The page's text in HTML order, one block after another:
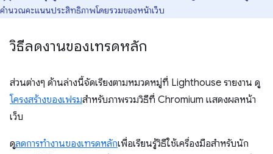
คำนวณคะแนนประสิทธิภาพโดยรวมของหน้าเว็บ
วิธีลดงานของเทรดหลัก
ส่วนต่างๆ ด้านล่างนี้จัดเรียงตามหมวดหมู่ที่ Lighthouse รายงาน ดู
โครงสร้างของเฟรมสำหรับภาพรวมวิธีที่ Chromium แสดงผลหน้า
เว็บ
ดูลดการทำงานของเทรดหลักเพื่อเรียนรู้วิธีใช้เครื่องมือสำหรับนัก